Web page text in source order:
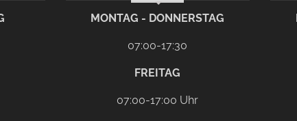
MONTAG - DONNERSTAG
07:00-17:30
FREITAG
07:00-17:00 Uhr
eMail-Programm